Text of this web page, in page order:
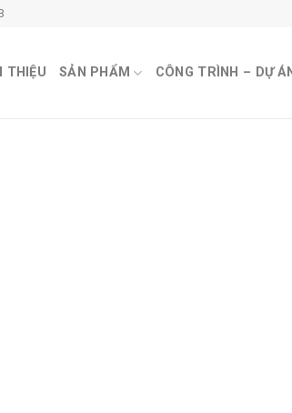
THIỆU SẢN PHẨM CÔNG TRÌNH – DỰ ÁN